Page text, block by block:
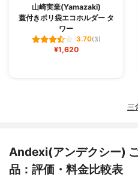
山崎実業(Yamazaki)
蓋付きポリ袋エコホルダー タ
ワー
3.70(3)
¥1,620
三
Andexi(アンデクシー)
品：評価・料金比較表